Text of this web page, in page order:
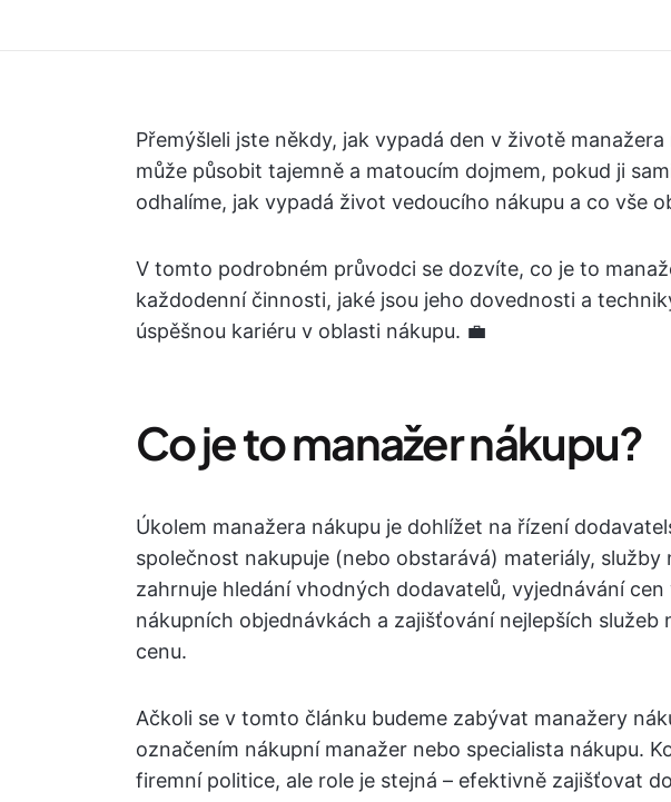
Přemýšleli jste někdy, jak vypadá den v životě
může působit tajemně a matoucím dojmem, pokud ji
odhalíme, jak vypadá život vedoucího nákupu a co vše
V tomto podrobném průvodci se dozvíte, co je to
každodenní činnosti, jaké jsou jeho dovednosti a
úspěšnou kariéru v oblasti nákupu. 💼
Co je to manažer nákupu?
Úkolem manažera nákupu je dohlížet na řízení
společnost nakupuje (nebo obstarává) materiály, služby
zahrnuje hledání vhodných dodavatelů, vyjednávání cen
nákupních objednávkách a zajišťování nejlepších služeb
cenu.
Ačkoli se v tomto článku budeme zabývat manažery
označením nákupní manažer nebo specialista nákupu.
firemní politice, ale role je stejná – efektivně zajišťovat